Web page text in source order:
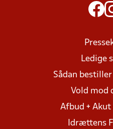
Ledige
Sådan
Vold mod
Afbud +
Idrættens